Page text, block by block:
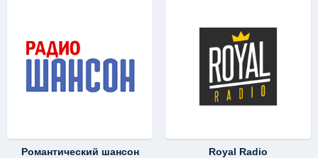
Романтический шансон Royal Radio